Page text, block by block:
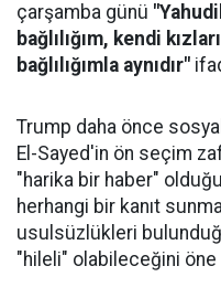
çarşamba günü
bağlılığım, kendi
bağlılığımla aynıdır"
Trump daha önce
El-Sayed'in ön seçim
"harika bir haber"
herhangi bir kanıt
usulsüzlükleri
"hileli" olabileceğini